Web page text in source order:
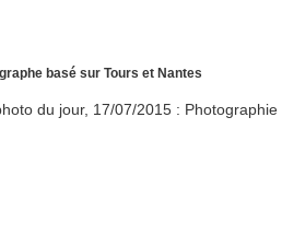
basé sur Tours et Nantes